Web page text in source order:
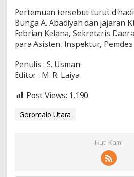
Pertemuan tersebut turut
Bunga A. Abadiyah dan jajaran
Febrian Kelana, Sekretaris
para Asisten, Inspektur,
Penulis : S. Usman
Editor : M. R. Laiya
Post Views: 1,190
Gorontalo Utara
Ikuti Kami